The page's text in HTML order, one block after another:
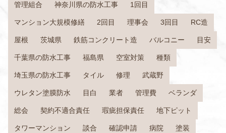
管理組合 神奈川県の防水工事 1回目
マンション大規模修繕 2回目 理事会 3回目 RC造
屋根 茨城県 鉄筋コンクリート造 バルコニー 目安
千葉県の防水工事 福島県 空室対策 種類
埼玉県の防水工事 タイル 修理 武蔵野
ウレタン塗膜防水 目白 業者 管理費 ベランダ
総会 契約不適合責任 瑕疵担保責任 地下ピット
タワーマンション 談合 確認申請 病院 塗装